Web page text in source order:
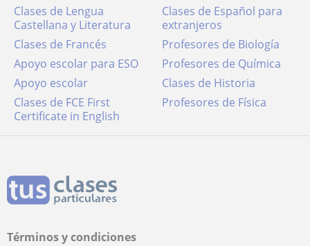
Clases de Lengua
Castellana y Literatura
Clases de Español para
extranjeros
Clases de Francés
Profesores de Biología
Apoyo escolar para ESO
Profesores de Química
Apoyo escolar
Clases de Historia
Clases de FCE First
Certificate in English
Profesores de Física
Términos y condiciones